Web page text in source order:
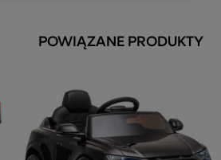
POWIĄZANE PRODUKTY